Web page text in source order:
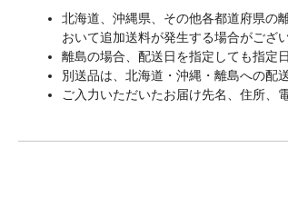
北海道、沖縄県、その他各都道府県の
おいて追加送料が発生する場合がござい
離島の場合、配送日を指定しても指定
別送品は、北海道・沖縄・離島への配
ご入力いただいたお届け先名、住所、